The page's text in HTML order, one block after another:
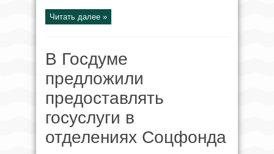
Читать далее »
В Госдуме
предложили
предоставлять
госуслуги в
отделениях Соцфонда